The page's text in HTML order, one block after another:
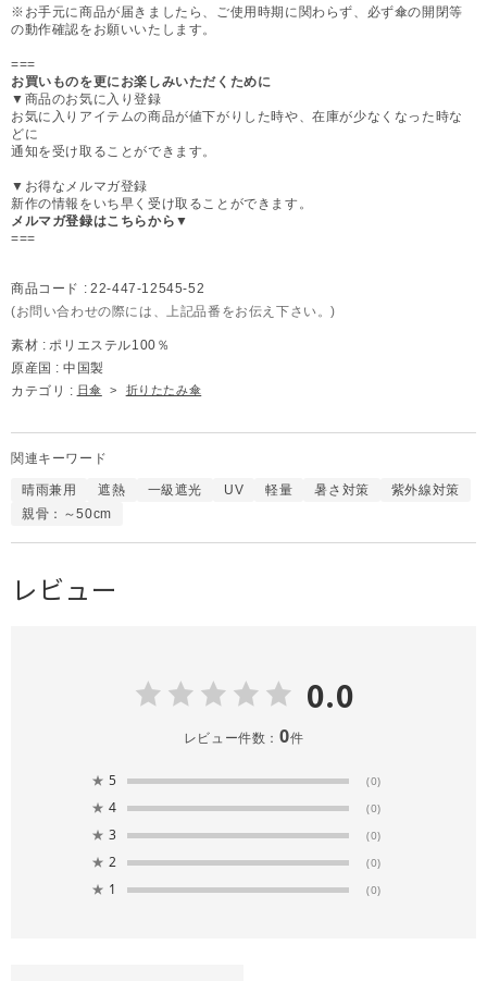
※お手元に商品が届きましたら、ご使用時期に関わらず、必ず傘の開閉等
の動作確認をお願いいたします。
===
お買いものを更にお楽しみいただくために
▼商品のお気に入り登録
お気に入りアイテムの商品が値下がりした時や、在庫が少なくなった時な
どに
通知を受け取ることができます。
▼お得なメルマガ登録
新作の情報をいち早く受け取ることができます。
メルマガ登録はこちらから▼
===
商品コード : 22-447-12545-52
(お問い合わせの際には、上記品番をお伝え下さい。)
素材 : ポリエステル100％
原産国 : 中国製
カテゴリ : 日傘 > 折りたたみ傘
関連キーワード
晴雨兼用 遮熱 一級遮光 UV 軽量 暑さ対策
紫外線対策
親骨：～50cm
レビュー
0.0
レビュー件数： 0件
★ 5 (0)
★ 4 (0)
★ 3 (0)
★ 2 (0)
★ 1 (0)